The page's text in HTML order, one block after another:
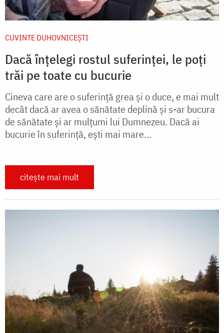
CUVINTE DUHOVNICEȘTI
Dacă înțelegi rostul suferinței, le poți
trăi pe toate cu bucurie
Cineva care are o suferinţă grea şi o duce, e mai mult
decât dacă ar avea o sănătate deplină şi s-ar bucura
de sănătate şi ar mulţumi lui Dumnezeu. Dacă ai
bucurie în suferinţă, eşti mai mare...
citește mai mult